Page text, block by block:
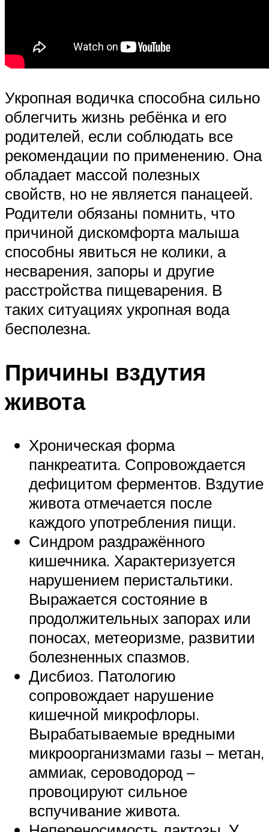
Укропная водичка способна сильно
облегчить жизнь ребёнка и его
родителей, если соблюдать все
рекомендации по применению. Она
обладает массой полезных
свойств, но не является панацеей.
Родители обязаны помнить, что
причиной дискомфорта малыша
способны явиться не колики, а
несварения, запоры и другие
расстройства пищеварения. В
таких ситуациях укропная вода
бесполезна.
Причины вздутия
живота
Хроническая форма
панкреатита. Сопровождается
дефицитом ферментов. Вздутие
живота отмечается после
каждого употребления пищи.
Синдром раздражённого
кишечника. Характеризуется
нарушением перистальтики.
Выражается состояние в
продолжительных запорах или
поносах, метеоризме, развитии
болезненных спазмов.
Дисбиоз. Патологию
сопровождает нарушение
кишечной микрофлоры.
Вырабатываемые вредными
микроорганизмами газы – метан,
аммиак, сероводород –
провоцируют сильное
вспучивание живота.